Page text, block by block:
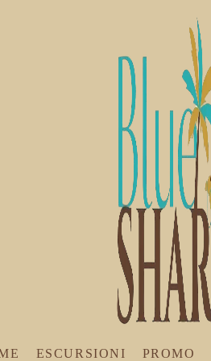
ESCURSIONI PROMO